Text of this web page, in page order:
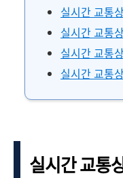
실시간 교통
실시간 교통
실시간 교통
실시간 교통
실시간 교통